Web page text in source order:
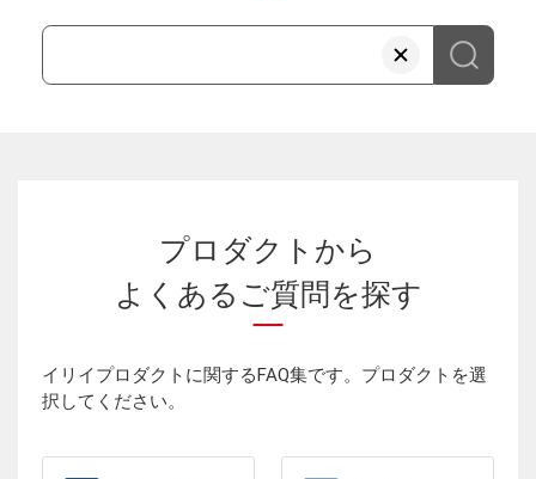
プロダクトから
よくあるご質問を探す
イリイプロダクトに関するFAQ集です。プロダクトを選
択してください。